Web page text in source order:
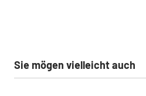
Sie mögen vielleicht auch